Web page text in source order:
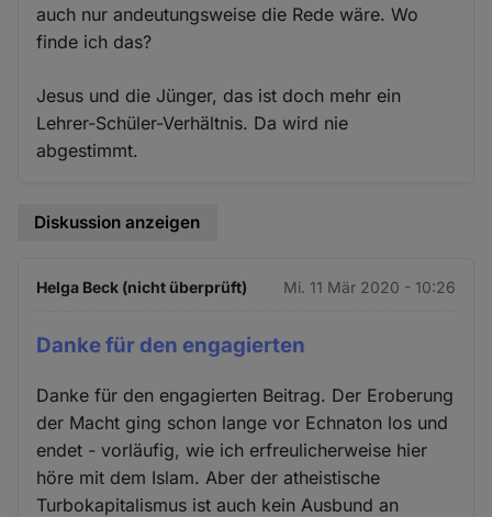
auch nur andeutungsweise die Rede wäre. Wo
finde ich das?
Jesus und die Jünger, das ist doch mehr ein
Lehrer-Schüler-Verhältnis. Da wird nie
abgestimmt.
Diskussion anzeigen
Helga Beck (nicht überprüft) Mi. 11 Mär 2020 - 10:26
Danke für den engagierten
Danke für den engagierten Beitrag. Der Eroberung
der Macht ging schon lange vor Echnaton los und
endet - vorläufig, wie ich erfreulicherweise hier
höre mit dem Islam. Aber der atheistische
Turbokapitalismus ist auch kein Ausbund an